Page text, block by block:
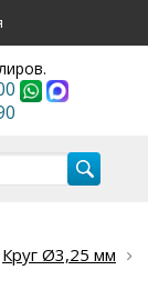
Круг Ø3,25 мм